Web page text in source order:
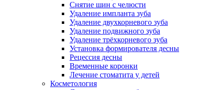
Снятие шин с челюсти
Удаление импланта зуба
Удаление двухкорневого зуба
Удаление подвижного зуба
Удаление трёхкорневого зуба
Установка формирователя десны
Рецессия десны
Временные коронки
Лечение стоматита у детей
Косметология